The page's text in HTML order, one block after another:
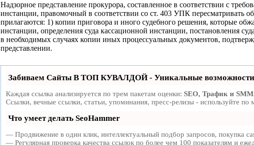
Надзорное представление прокурора, составленное в соответствии с
инстанции, правомочный в соответствии со ст. 403 УПК пересматривать
прилагаются: 1) копии приговора и иного судебного решения, которые
инстанции, определения суда кассационной инстанции, постановления
в необходимых случаях копии иных процессуальных документов,
представлении.
Забиваем Сайты В ТОП КУВАЛДОЙ - Уникальные возможности
Каждая ссылка анализируется по трем пакетам оценки: SEO, Трафик и
Ссылки, вечные ссылки, статьи, упоминания, пресс-релизы - используйте
Что умеет делать SeoHammer
— Продвижение в один клик, интеллектуальный подбор запросов, покупка
— Регулярная проверка качества ссылок по более чем 100 показателям и